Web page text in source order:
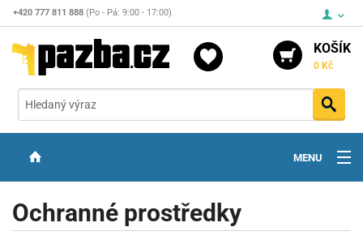
+420 777 811 888 (Po - Pá: 9:00 - 17:00)
KOŠÍK
0 Kč
MENU
OPTIKA
Ochranné prostředky